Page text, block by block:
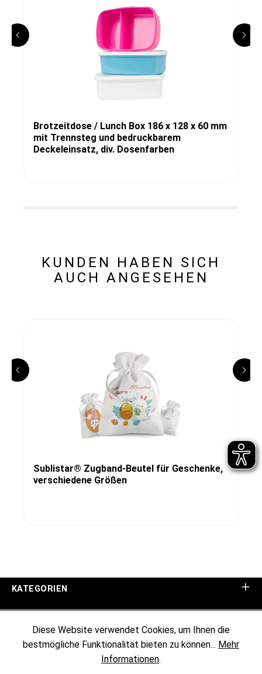
Brotzeitdose / Lunch Box 186 x 128 x 60 mm
mit Trennsteg und bedruckbarem
Deckeleinsatz, div. Dosenfarben
KUNDEN HABEN SICH
AUCH ANGESEHEN
Sublistar® Zugband-Beutel für Geschenke,
verschiedene Größen
KATEGORIEN
KUNDENINFORMATIONEN
Diese Website verwendet Cookies, um Ihnen die
bestmögliche Funktionalität bieten zu können... Mehr
Informationen.